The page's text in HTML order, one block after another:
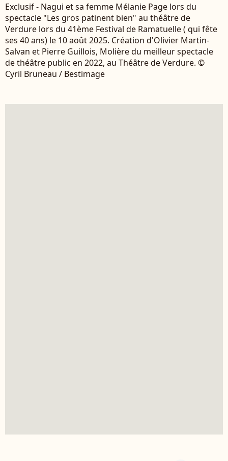
Exclusif - Nagui et sa femme Mélanie Page lors du
spectacle "Les gros patinent bien" au théâtre de
Verdure lors du 41ème Festival de Ramatuelle ( qui fête
ses 40 ans) le 10 août 2025. Création d'Olivier Martin-
Salvan et Pierre Guillois, Molière du meilleur spectacle
de théâtre public en 2022, au Théâtre de Verdure. ©
Cyril Bruneau / Bestimage